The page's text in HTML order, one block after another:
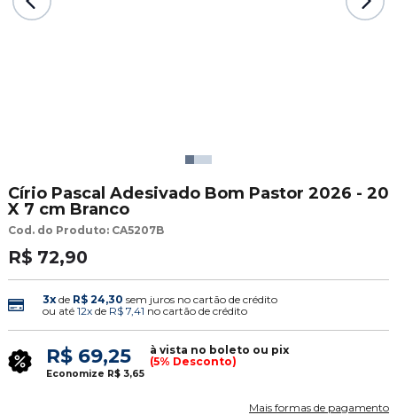
Círio Pascal Adesivado Bom Pastor 2026 - 20
X 7 cm Branco
Cod. do Produto: CA5207B
R$ 72,90
3xde R$ 24,30 sem juros no cartão de crédito
ou até 12xde R$ 7,41 no cartão de crédito
R$ 69,25
à vista no boleto ou pix
(5% Desconto)
Economize R$ 3,65
Mais formas de pagamento